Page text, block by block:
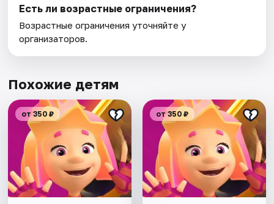
Есть ли возрастные ограничения?
Возрастные ограничения уточняйте у
организаторов.
Похожие детям
от 350 ₽ от 350 ₽